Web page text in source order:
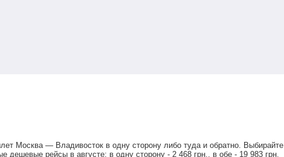
Москва — Владивосток в одну сторону либо туда и обратно. Выбирайте
дешевые рейсы в августе: в одну сторону - 2 468 грн., в обе - 19 983 грн.